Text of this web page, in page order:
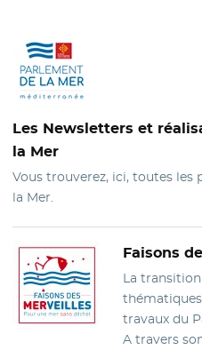
Les Newsletters et
la Mer
Vous trouverez, ici, toutes
la Mer.
Faisons
La
travaux du
A travers